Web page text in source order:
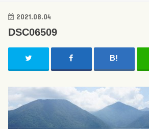
2021.08.04
DSC06509